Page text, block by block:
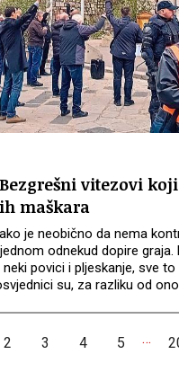
Bezgrešni vitezovi
maškara
je neobično da nema
odnekud dopire graja.
povici i pljeskanje, sve
su, za razliku od
2 3 4 5 …